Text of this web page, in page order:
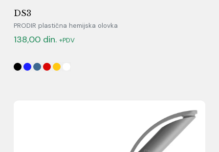
DS3
PRODIR plastična hemijska olovka
138,00 din. +PDV